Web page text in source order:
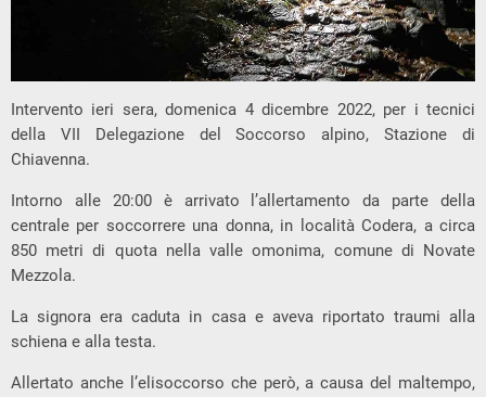
Intervento ieri sera, domenica 4 dicembre 2022, per i tecnici
della VII Delegazione del Soccorso alpino, Stazione di
Chiavenna.
Intorno alle 20:00 è arrivato l’allertamento da parte della
centrale per soccorrere una donna, in località Codera, a circa
850 metri di quota nella valle omonima, comune di Novate
Mezzola.
La signora era caduta in casa e aveva riportato traumi alla
schiena e alla testa.
Allertato anche l’elisoccorso che però, a causa del maltempo,